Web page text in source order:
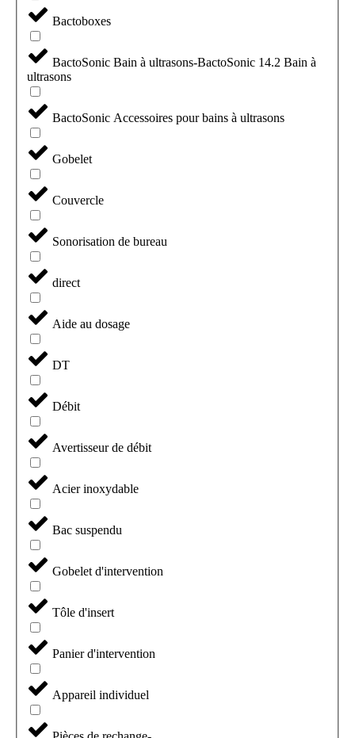
Bactoboxes
BactoSonic Bain à ultrasons-BactoSonic 14.2 Bain à
ultrasons
BactoSonic Accessoires pour bains à ultrasons
Gobelet
Couvercle
Sonorisation de bureau
direct
Aide au dosage
DT
Débit
Avertisseur de débit
Acier inoxydable
Bac suspendu
Gobelet d'intervention
Tôle d'insert
Panier d'intervention
Appareil individuel